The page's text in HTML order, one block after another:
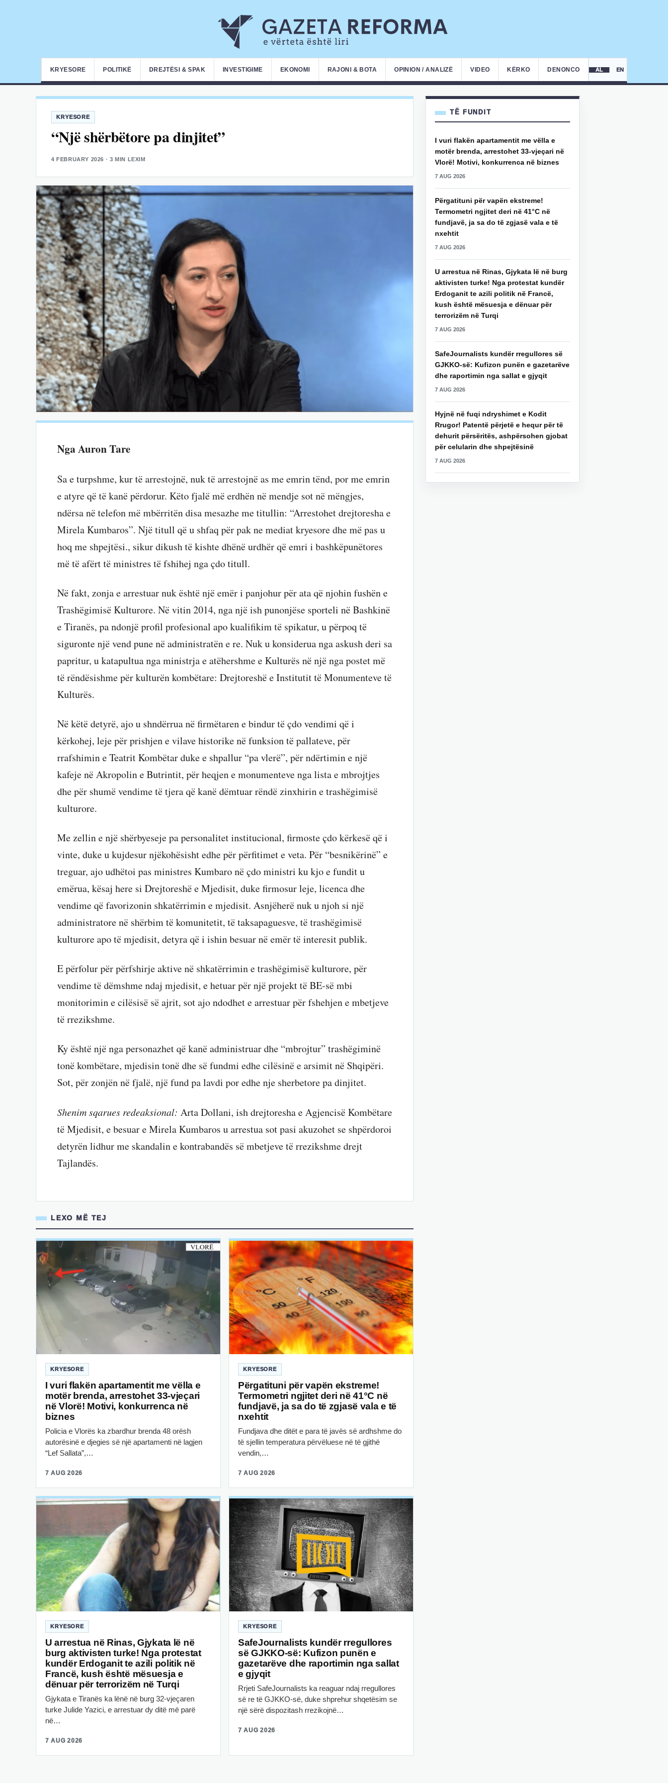
KRYESORE POLITIKË DREJTËSI & SPAK INVESTIGIME EKONOMI RAJONI & BOTA OPINION / ANALIZË VIDEO KËRKO DENONCO AL EN
KRYESORE
“Një shërbëtore pa dinjitet”
4 FEBRUARY 2026 · 3 MIN LEXIM
Nga Auron Tare
Sa e turpshme, kur të arrestojnë, nuk të arrestojnë as me emrin tënd, por me emrin
e atyre që të kanë përdorur. Këto fjalë më erdhën në mendje sot në mëngjes,
ndërsa në telefon më mbërritën disa mesazhe me titullin: “Arrestohet drejtoresha e
Mirela Kumbaros”. Një titull që u shfaq për pak ne mediat kryesore dhe më pas u
hoq me shpejtësi., sikur dikush të kishte dhënë urdhër që emri i bashkëpunëtores
më të afërt të ministres të fshihej nga çdo titull.
Në fakt, zonja e arrestuar nuk është një emër i panjohur për ata që njohin fushën e
Trashëgimisë Kulturore. Në vitin 2014, nga një ish punonjëse sporteli në Bashkinë
e Tiranës, pa ndonjë profil profesional apo kualifikim të spikatur, u përpoq të
siguronte një vend pune në administratën e re. Nuk u konsiderua nga askush deri sa
papritur, u katapultua nga ministrja e atëhershme e Kulturës në një nga postet më
të rëndësishme për kulturën kombëtare: Drejtoreshë e Institutit të Monumenteve të
Kulturës.
Në këtë detyrë, ajo u shndërrua në firmëtaren e bindur të çdo vendimi që i
kërkohej, leje për prishjen e vilave historike në funksion të pallateve, për
rrafshimin e Teatrit Kombëtar duke e shpallur “pa vlerë”, për ndërtimin e një
kafeje në Akropolin e Butrintit, për heqjen e monumenteve nga lista e mbrojtjes
dhe për shumë vendime të tjera që kanë dëmtuar rëndë zinxhirin e trashëgimisë
kulturore.
Me zellin e një shërbyeseje pa personalitet institucional, firmoste çdo kërkesë që i
vinte, duke u kujdesur njëkohësisht edhe për përfitimet e veta. Për “besnikërinë” e
treguar, ajo udhëtoi pas ministres Kumbaro në çdo ministri ku kjo e fundit u
emërua, kësaj here si Drejtoreshë e Mjedisit, duke firmosur leje, licenca dhe
vendime që favorizonin shkatërrimin e mjedisit. Asnjëherë nuk u njoh si një
administratore në shërbim të komunitetit, të taksapaguesve, të trashëgimisë
kulturore apo të mjedisit, detyra që i ishin besuar në emër të interesit publik.
E përfolur për përfshirje aktive në shkatërrimin e trashëgimisë kulturore, për
vendime të dëmshme ndaj mjedisit, e hetuar për një projekt të BE-së mbi
monitorimin e cilësisë së ajrit, sot ajo ndodhet e arrestuar për fshehjen e mbetjeve
të rrezikshme.
Ky është një nga personazhet që kanë administruar dhe “mbrojtur” trashëgiminë
tonë kombëtare, mjedisin tonë dhe së fundmi edhe cilësinë e arsimit në Shqipëri.
Sot, për zonjën në fjalë, një fund pa lavdi por edhe nje sherbetore pa dinjitet.
Shenim sqarues redeaksional: Arta Dollani, ish drejtoresha e Agjencisë Kombëtare
të Mjedisit, e besuar e Mirela Kumbaros u arrestua sot pasi akuzohet se shpërdoroi
detyrën lidhur me skandalin e kontrabandës së mbetjeve të rrezikshme drejt
Tajlandës.
LEXO MË TEJ
KRYESORE
I vuri flakën apartamentit me vëlla e
motër brenda, arrestohet 33-vjeçari
në Vlorë! Motivi, konkurrenca në
biznes
Policia e Vlorës ka zbardhur brenda 48 orësh
autorësinë e djegies së një apartamenti në lagjen
“Lef Sallata”,…
7 AUG 2026
KRYESORE
Përgatituni për vapën ekstreme!
Termometri ngjitet deri në 41°C në
fundjavë, ja sa do të zgjasë vala e të
nxehtit
Fundjava dhe ditët e para të javës së ardhshme do
të sjellin temperatura përvëluese në të gjithë
vendin,…
7 AUG 2026
KRYESORE
U arrestua në Rinas, Gjykata lë në
burg aktivisten turke! Nga protestat
kundër Erdoganit te azili politik në
Francë, kush është mësuesja e
dënuar për terrorizëm në Turqi
Gjykata e Tiranës ka lënë në burg 32-vjeçaren
turke Julide Yazici, e arrestuar dy ditë më parë
në…
7 AUG 2026
KRYESORE
SafeJournalists kundër rregullores
së GJKKO-së: Kufizon punën e
gazetarëve dhe raportimin nga sallat
e gjyqit
Rrjeti SafeJournalists ka reaguar ndaj rregullores
së re të GJKKO-së, duke shprehur shqetësim se
një sërë dispozitash rrezikojnë…
7 AUG 2026
TË FUNDIT
I vuri flakën apartamentit me vëlla e
motër brenda, arrestohet 33-vjeçari në
Vlorë! Motivi, konkurrenca në biznes
7 AUG 2026
Përgatituni për vapën ekstreme!
Termometri ngjitet deri në 41°C në
fundjavë, ja sa do të zgjasë vala e të
nxehtit
7 AUG 2026
U arrestua në Rinas, Gjykata lë në burg
aktivisten turke! Nga protestat kundër
Erdoganit te azili politik në Francë,
kush është mësuesja e dënuar për
terrorizëm në Turqi
7 AUG 2026
SafeJournalists kundër rregullores së
GJKKO-së: Kufizon punën e gazetarëve
dhe raportimin nga sallat e gjyqit
7 AUG 2026
Hyjnë në fuqi ndryshimet e Kodit
Rrugor! Patentë përjetë e hequr për të
dehurit përsëritës, ashpërsohen gjobat
për celularin dhe shpejtësinë
7 AUG 2026